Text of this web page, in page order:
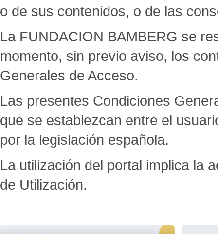
o de sus contenidos, o de las
La FUNDACION BAMBERG se
momento, sin previo aviso, los
Generales de Acceso.
Las presentes Condiciones
que se establezcan entre el
por la legislación española.
La utilización del portal implica la
de Utilización.